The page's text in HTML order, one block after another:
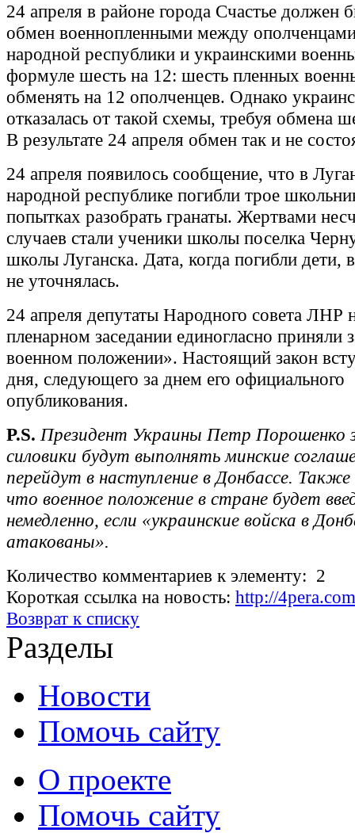
24 апреля в районе города Счастье должен
обмен военнопленными между
народной республики и украинскими
формуле шесть на 12: шесть пленных
обменять на 12 ополченцев. Однако
отказалась от такой схемы, требуя обмена
В результате 24 апреля обмен так и не
24 апреля появилось сообщение, что в
народной республике погибли трое
попытках разобрать гранаты. Жертвами
случаев стали ученики школы поселка
школы Луганска. Дата, когда погибли дети,
не уточнялась.
24 апреля депутаты Народного совета ЛНР
пленарном заседании единогласно приняли
военном положении». Настоящий закон
дня, следующего за днем его официального
опубликования.
P.S. Президент Украины Петр Порошенко
силовики будут выполнять минские
перейдут в наступление в Донбассе. Также
что военное положение в стране будет
немедленно, если «украинские войска в
атакованы».
Количество комментариев к элементу: 2
Короткая ссылка на новость: http://
Возврат к списку
Разделы
Новости
Помочь сайту
О проекте
Помочь сайту